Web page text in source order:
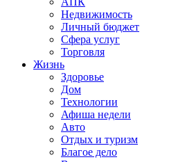
Недвижимость
Личный бюджет
Сфера услуг
Торговля
Жизнь
Здоровье
Дом
Технологии
Афиша недели
Авто
Отдых и туризм
Благое дело